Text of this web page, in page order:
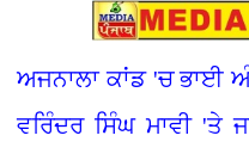
ਅਜਨਾਲਾ ਕਾਂਡ 'ਚ ਭਾਈ
ਵਰਿੰਦਰ ਸਿੰਘ ਮਾਵੀ 'ਤੇ